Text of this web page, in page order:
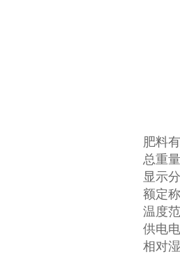
肥料
总重
显示
额定
温度
供电
相对